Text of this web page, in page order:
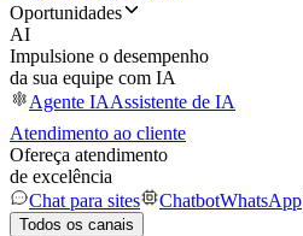
Oportunidades
AI
Impulsione o desempenho
da sua equipe com IA
Agente IAAssistente de IA
Atendimento ao cliente
Ofereça atendimento
de excelência
Chat para sites
ChatbotWhatsApp
Todos os canais